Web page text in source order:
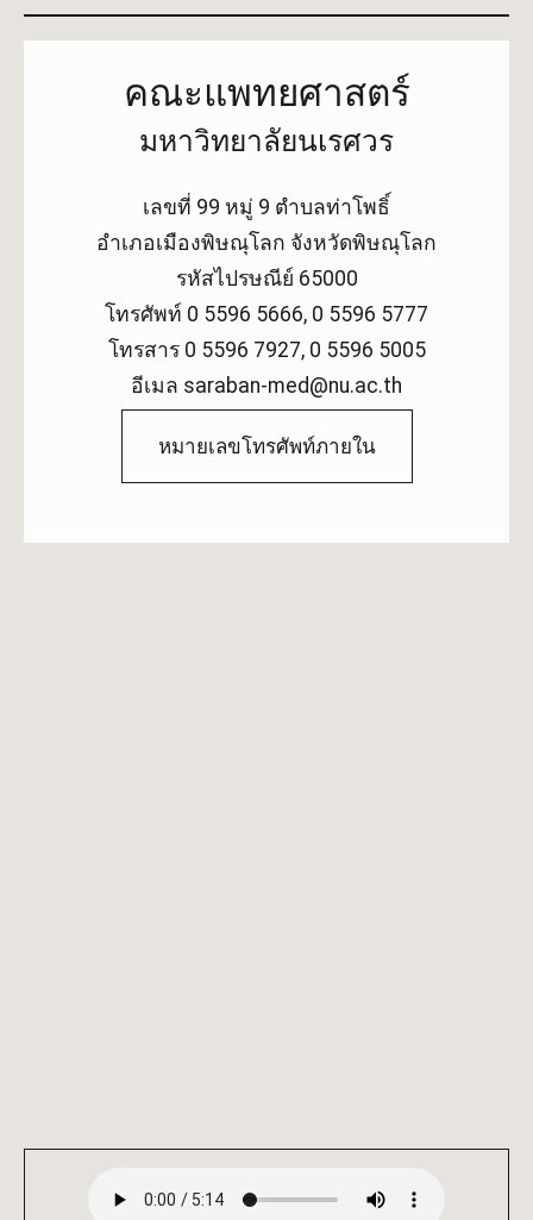
คณะแพทยศาสตร์
มหาวิทยาลัยนเรศวร
เลขที่ 99 หมู่ 9 ตำบลท่าโพธิ์
อำเภอเมืองพิษณุโลก จังหวัดพิษณุโลก
รหัสไปรษณีย์ 65000
โทรศัพท์ 0 5596 5666, 0 5596 5777
โทรสาร 0 5596 7927, 0 5596 5005
อีเมล saraban-med@nu.ac.th
หมายเลขโทรศัพท์ภายใน